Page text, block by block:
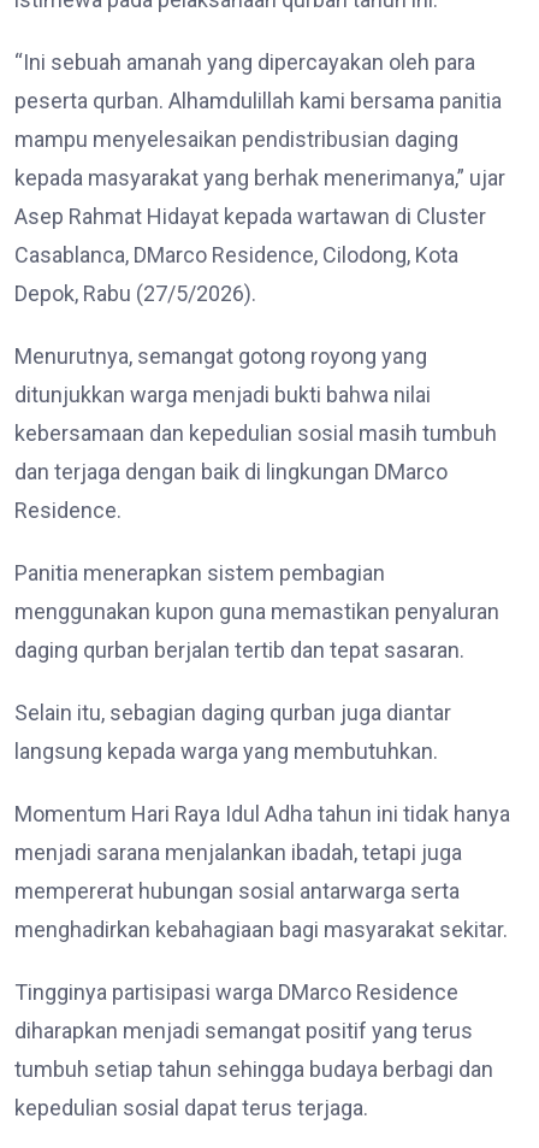
“Ini sebuah amanah yang dipercayakan oleh para
peserta qurban. Alhamdulillah kami bersama panitia
mampu menyelesaikan pendistribusian daging
kepada masyarakat yang berhak menerimanya,” ujar
Asep Rahmat Hidayat kepada wartawan di Cluster
Casablanca, DMarco Residence, Cilodong, Kota
Depok, Rabu (27/5/2026).
Menurutnya, semangat gotong royong yang
ditunjukkan warga menjadi bukti bahwa nilai
kebersamaan dan kepedulian sosial masih tumbuh
dan terjaga dengan baik di lingkungan DMarco
Residence.
Panitia menerapkan sistem pembagian
menggunakan kupon guna memastikan penyaluran
daging qurban berjalan tertib dan tepat sasaran.
Selain itu, sebagian daging qurban juga diantar
langsung kepada warga yang membutuhkan.
Momentum Hari Raya Idul Adha tahun ini tidak hanya
menjadi sarana menjalankan ibadah, tetapi juga
mempererat hubungan sosial antarwarga serta
menghadirkan kebahagiaan bagi masyarakat sekitar.
Tingginya partisipasi warga DMarco Residence
diharapkan menjadi semangat positif yang terus
tumbuh setiap tahun sehingga budaya berbagi dan
kepedulian sosial dapat terus terjaga.